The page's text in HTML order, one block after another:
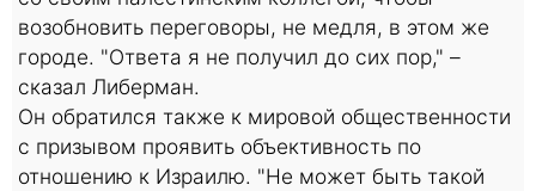
возобновить переговоры, не медля, в этом же
городе. "Ответа я не получил до сих пор," –
сказал Либерман.
Он обратился также к мировой общественности
с призывом проявить объективность по
отношению к Израилю. "Не может быть такой